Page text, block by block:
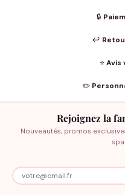
🔒
↩️
⭐Avis
✏️
Rejoignez la
Nouveautés, promos